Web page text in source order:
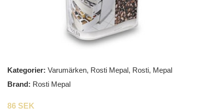
Kategorier: Varumärken, Rosti Mepal, Rosti, Mepal
Brand: Rosti Mepal
86 SEK